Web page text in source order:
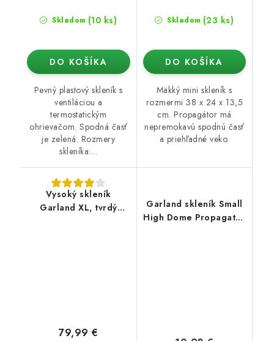
Skladom (10 ks)
DO KOŠÍKA
Pevný plastový skleník s
ventiláciou a
termostatickým
ohrievačom. Spodná časť
je zelená. Rozmery
skleníka:...
Skladom (23 ks)
DO KOŠÍKA
Mäkký mini skleník s
rozmermi 38 x 24 x 13,5
cm. Propagátor má
nepremokavú spodnú časť
a priehľadné veko.
Vysoký skleník
Garland XL, tvrdý
79,99 €
Garland skleník Small
High Dome Propagator